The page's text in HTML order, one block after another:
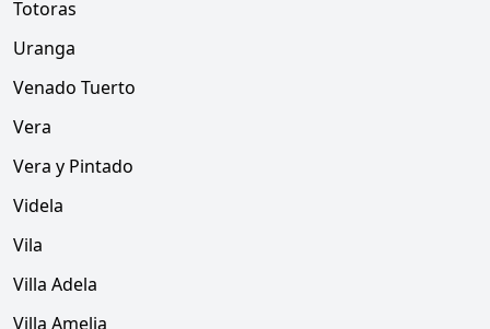
Totoras
Uranga
Venado Tuerto
Vera
Vera y Pintado
Videla
Vila
Villa Adela
Villa Amelia